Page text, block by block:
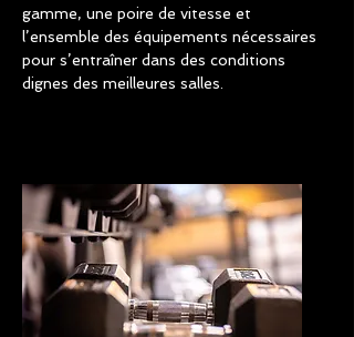
gamme, une poire de vitesse et
l’ensemble des équipements nécessaires
pour s’entraîner dans des conditions
dignes des meilleures salles.